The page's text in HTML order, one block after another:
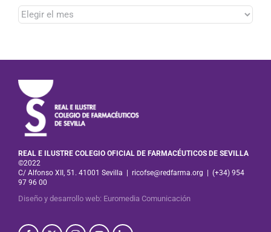
Hemeroteca
REAL E ILUSTRE COLEGIO OFICIAL DE FARMACÉUTICOS DE SEVILLA
©2022
C/ Alfonso XII, 51. 41001 Sevilla | ricofse@redfarma.org | (+34) 954
97 96 00
Diseño y desarrollo web: Euromedia Comunicación